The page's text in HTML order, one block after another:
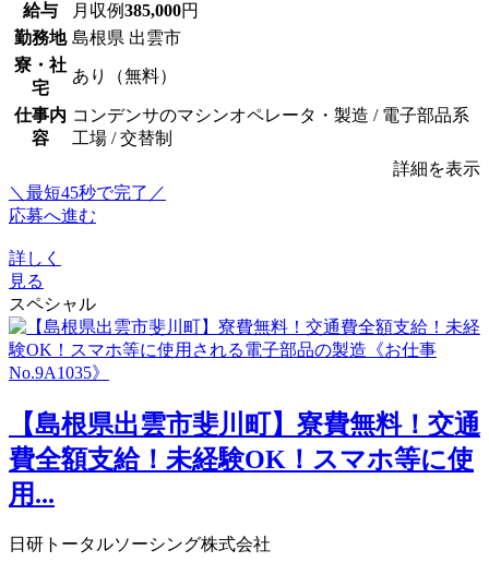
給与 月収例385,000円
勤務地 島根県 出雲市
寮・社
宅
あり（無料）
仕事内
容
コンデンサのマシンオペレータ・製造 / 電子部品系
工場 / 交替制
詳細を表示
＼最短45秒で完了／
応募へ進む
詳しく
見る
スペシャル
【島根県出雲市斐川町】寮費無料！交通
費全額支給！未経験OK！スマホ等に使
用...
日研トータルソーシング株式会社